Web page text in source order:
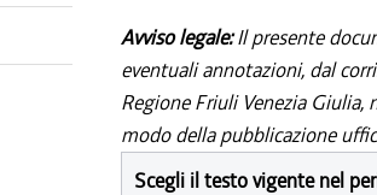
Avviso legale:Il presente
eventuali annotazioni, dal
Regione Friuli Venezia
modo della pubblicazione
Scegli il testo vigente nel